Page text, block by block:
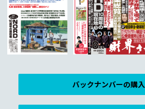
バックナンバーの購入